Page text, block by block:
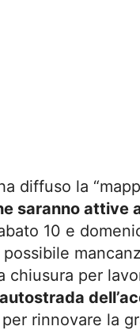
diffuso la
saranno attive
10 e
chiusura per
autostrada
per rinnovare la